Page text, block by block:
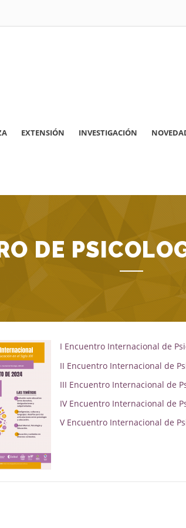
EXTENSIÓN INVESTIGACIÓN
DE
I Encuentro Internacional de
II Encuentro Internacional de
III Encuentro Internacional de
IV Encuentro Internacional de
V Encuentro Internacional de